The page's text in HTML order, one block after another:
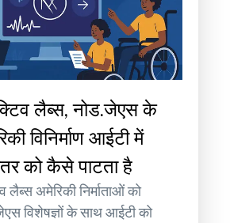
लैब्स, नोड.जेएस के
विनिर्माण आईटी में
को कैसे पाटता है
लैब्स अमेरिकी निर्माताओं को
विशेषज्ञों के साथ आईटी को